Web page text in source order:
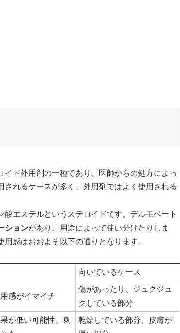
ド外用剤の一種であり、医師からの処方によっ
れるケースが多く、外用剤ではよく使用される
エステルというステロイドです。デルモベート
ションがあり、用途によって使い分けたりしま
感はおおよそ以下の通りとなります。
向いているケース
感がイマイチ
傷があったり、ジュクジュ
クしている部分
が低い可能性、刺
乾燥している部分、皮膚が